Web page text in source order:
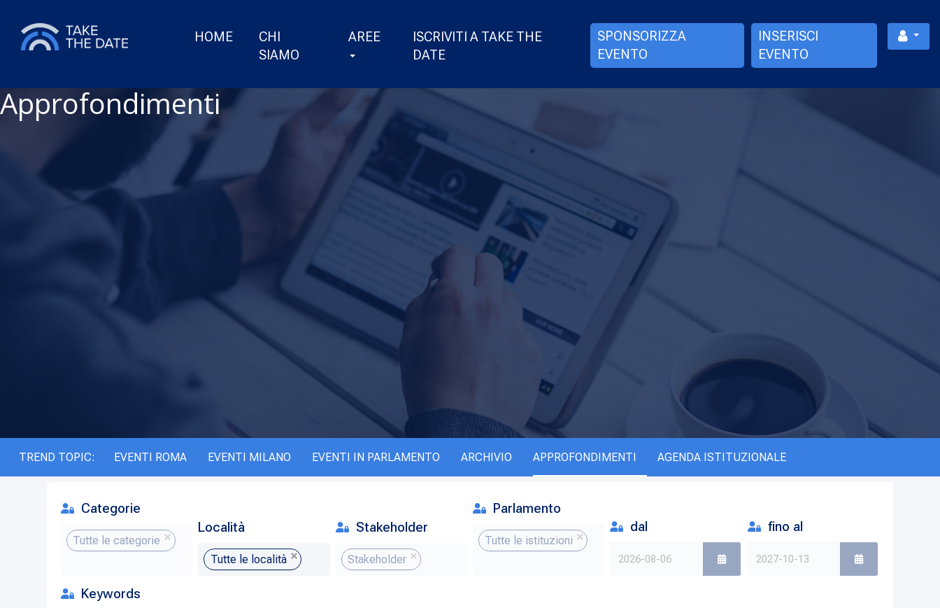
HOME
CHI
SIAMO
AREE
ISCRIVITI A TAKE THE
DATE
SPONSORIZZA
EVENTO
INSERISCI
EVENTO
Approfondimenti
TREND TOPIC: EVENTI ROMA EVENTI MILANO EVENTI IN PARLAMENTO ARCHIVIO APPROFONDIMENTI AGENDA ISTITUZIONALE
Categorie
Tutte le categorie
Località
Tutte le località
Stakeholder
Stakeholder
Parlamento
Tutte le istituzioni
dal fino al
Keywords